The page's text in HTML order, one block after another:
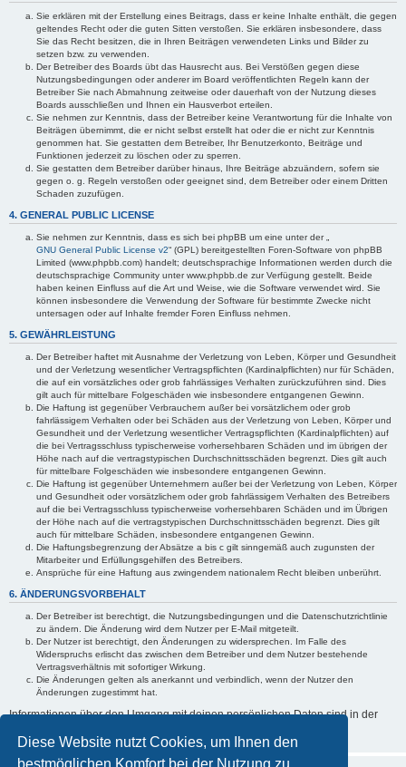
Diese Website nutzt Cookies, um Ihnen den
bestmöglichen Komfort bei der Nutzung zu
Sie erklären mit der Erstellung eines Beitrags, dass er keine Inhalte enthält, die gegen
geltendes Recht oder die guten Sitten verstoßen. Sie erklären insbesondere, dass
Sie das Recht besitzen, die in Ihren Beiträgen verwendeten Links und Bilder zu
setzen bzw. zu verwenden.
Der Betreiber des Boards übt das Hausrecht aus. Bei Verstößen gegen diese
Nutzungsbedingungen oder anderer im Board veröffentlichten Regeln kann der
Betreiber Sie nach Abmahnung zeitweise oder dauerhaft von der Nutzung dieses
Boards ausschließen und Ihnen ein Hausverbot erteilen.
Sie nehmen zur Kenntnis, dass der Betreiber keine Verantwortung für die Inhalte von
Beiträgen übernimmt, die er nicht selbst erstellt hat oder die er nicht zur Kenntnis
genommen hat. Sie gestatten dem Betreiber, Ihr Benutzerkonto, Beiträge und
Funktionen jederzeit zu löschen oder zu sperren.
Sie gestatten dem Betreiber darüber hinaus, Ihre Beiträge abzuändern, sofern sie
gegen o. g. Regeln verstoßen oder geeignet sind, dem Betreiber oder einem Dritten
Schaden zuzufügen.
4. GENERAL PUBLIC LICENSE
Sie nehmen zur Kenntnis, dass es sich bei phpBB um eine unter der „
GNU General Public License v2“ (GPL) bereitgestellten Foren-Software von phpBB
Limited (www.phpbb.com) handelt; deutschsprachige Informationen werden durch die
deutschsprachige Community unter www.phpbb.de zur Verfügung gestellt. Beide
haben keinen Einfluss auf die Art und Weise, wie die Software verwendet wird. Sie
können insbesondere die Verwendung der Software für bestimmte Zwecke nicht
untersagen oder auf Inhalte fremder Foren Einfluss nehmen.
5. GEWÄHRLEISTUNG
Der Betreiber haftet mit Ausnahme der Verletzung von Leben, Körper und Gesundheit
und der Verletzung wesentlicher Vertragspflichten (Kardinalpflichten) nur für Schäden,
die auf ein vorsätzliches oder grob fahrlässiges Verhalten zurückzuführen sind. Dies
gilt auch für mittelbare Folgeschäden wie insbesondere entgangenen Gewinn.
Die Haftung ist gegenüber Verbrauchern außer bei vorsätzlichem oder grob
fahrlässigem Verhalten oder bei Schäden aus der Verletzung von Leben, Körper und
Gesundheit und der Verletzung wesentlicher Vertragspflichten (Kardinalpflichten) auf
die bei Vertragsschluss typischerweise vorhersehbaren Schäden und im übrigen der
Höhe nach auf die vertragstypischen Durchschnittsschäden begrenzt. Dies gilt auch
für mittelbare Folgeschäden wie insbesondere entgangenen Gewinn.
Die Haftung ist gegenüber Unternehmern außer bei der Verletzung von Leben, Körper
und Gesundheit oder vorsätzlichem oder grob fahrlässigem Verhalten des Betreibers
auf die bei Vertragsschluss typischerweise vorhersehbaren Schäden und im Übrigen
der Höhe nach auf die vertragstypischen Durchschnittsschäden begrenzt. Dies gilt
auch für mittelbare Schäden, insbesondere entgangenen Gewinn.
Die Haftungsbegrenzung der Absätze a bis c gilt sinngemäß auch zugunsten der
Mitarbeiter und Erfüllungsgehilfen des Betreibers.
Ansprüche für eine Haftung aus zwingendem nationalem Recht bleiben unberührt.
6. ÄNDERUNGSVORBEHALT
Der Betreiber ist berechtigt, die Nutzungsbedingungen und die Datenschutzrichtlinie
zu ändern. Die Änderung wird dem Nutzer per E-Mail mitgeteilt.
Der Nutzer ist berechtigt, den Änderungen zu widersprechen. Im Falle des
Widerspruchs erlischt das zwischen dem Betreiber und dem Nutzer bestehende
Vertragsverhältnis mit sofortiger Wirkung.
Die Änderungen gelten als anerkannt und verbindlich, wenn der Nutzer den
Änderungen zugestimmt hat.
Informationen über den Umgang mit deinen persönlichen Daten sind in der